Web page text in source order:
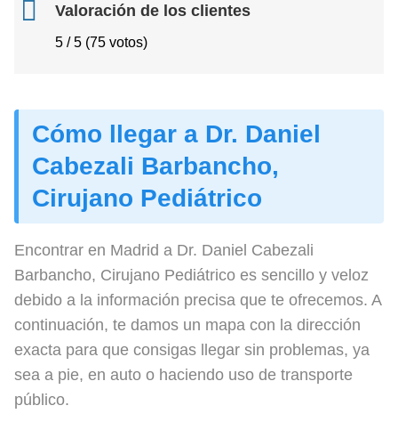
Valoración de los clientes
5 / 5 (75 votos)
Cómo llegar a Dr. Daniel
Cabezali Barbancho,
Cirujano Pediátrico
Encontrar en Madrid a Dr. Daniel Cabezali
Barbancho, Cirujano Pediátrico es sencillo y veloz
debido a la información precisa que te ofrecemos. A
continuación, te damos un mapa con la dirección
exacta para que consigas llegar sin problemas, ya
sea a pie, en auto o haciendo uso de transporte
público.